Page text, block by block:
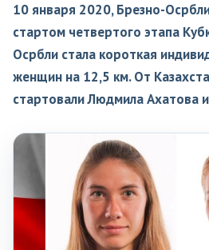
10 января 2020, Брезно-
стартом четвертого этапа
Осрбли стала короткая
женщин на 12,5 км. От
стартовали Людмила Ахатова